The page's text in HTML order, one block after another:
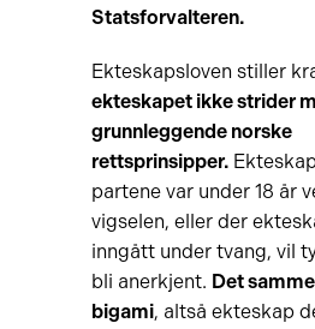
Statsforvalteren.
Ekteskapsloven stiller
ekteskapet ikke strider
grunnleggende norske
rettsprinsipper.
partene var under 18 år
vigselen, eller der
inngått under tvang, vil
bli anerkjent. Det
bigami, altså ekteskap